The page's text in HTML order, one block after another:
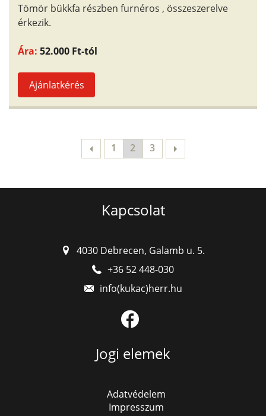
Tömör bükkfa részben furnéros , összeszerelve
érkezik.
Ára: 52.000 Ft-tól
Ajánlatkérés
1 2 3
Kapcsolat
4030 Debrecen, Galamb u. 5.
+36 52 448-030
Jogi elemek
Adatvédelem
Impresszum